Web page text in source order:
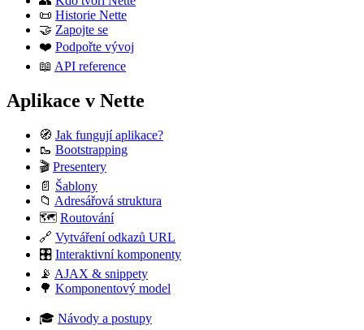
📜 Historie Nette
🤝 Zapojte se
❤️ Podpořte vývoj
📖 API reference
Aplikace v Nette
🧭 Jak fungují aplikace?
🥾 Bootstrapping
🎬 Presentery
📄 Šablony
📁 Adresářová struktura
🗺️ Routování
🔗 Vytváření odkazů URL
🎛️ Interaktivní komponenty
📡 AJAX & snippety
🌳 Komponentový model
🎓 Návody a postupy